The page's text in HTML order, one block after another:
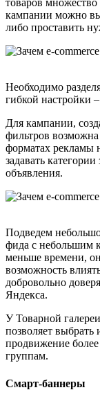
товаров
кампании можно
либо проставить
Необходимо
гибкой настройки
Для кампании,
фильтров
форматах
задавать
объявления.
Подведем
фида с небольшим
меньше времени,
возможность
добровольно
Яндекса.
У Товарной
позволяет выбрать
продвижение более
группам.
Смарт-баннеры